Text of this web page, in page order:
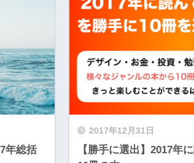
年総括
2017年12月31日
【勝手に選出】2017年